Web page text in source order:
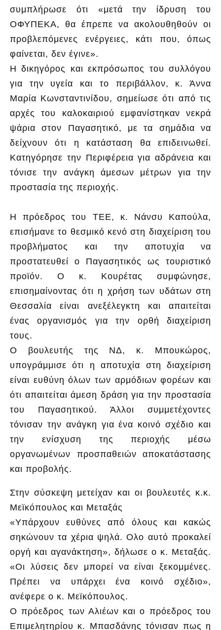
συμπλήρωσε ότι «μετά την ίδρυση του
ΟΦΥΠΕΚΑ, θα έπρεπε να ακολουθηθούν οι
προβλεπόμενες ενέργειες, κάτι που, όπως
φαίνεται, δεν έγινε».
Η δικηγόρος και εκπρόσωπος του συλλόγου
για την υγεία και το περιβάλλον, κ. Άννα
Μαρία Κωνσταντινίδου, σημείωσε ότι από τις
αρχές του καλοκαιριού εμφανίστηκαν νεκρά
ψάρια στον Παγασητικό, με τα σημάδια να
δείχνουν ότι η κατάσταση θα επιδεινωθεί.
Κατηγόρησε την Περιφέρεια για αδράνεια και
τόνισε την ανάγκη άμεσων μέτρων για την
προστασία της περιοχής.
Η πρόεδρος του ΤΕΕ, κ. Νάνσυ Καπούλα,
επισήμανε το θεσμικό κενό στη διαχείριση του
προβλήματος και την αποτυχία να
προστατευθεί ο Παγασητικός ως τουριστικό
προϊόν. Ο κ. Κουρέτας συμφώνησε,
επισημαίνοντας ότι η χρήση των υδάτων στη
Θεσσαλία είναι ανεξέλεγκτη και απαιτείται
ένας οργανισμός για την ορθή διαχείριση
τους.
Ο βουλευτής της ΝΔ, κ. Μπουκώρος,
υπογράμμισε ότι η αποτυχία στη διαχείριση
είναι ευθύνη όλων των αρμόδιων φορέων και
ότι απαιτείται άμεση δράση για την προστασία
του Παγασητικού. Άλλοι συμμετέχοντες
τόνισαν την ανάγκη για ένα κοινό σχέδιο και
την ενίσχυση της περιοχής μέσω
οργανωμένων προσπαθειών αποκατάστασης
και προβολής.
Στην σύσκεψη μετείχαν και οι βουλευτές κ.κ.
Μεϊκόπουλος και Μεταξάς
«Υπάρχουν ευθύνες από όλους και κακώς
σηκώνουν τα χέρια ψηλά. Ολο αυτό προκαλεί
οργή και αγανάκτηση», δήλωσε ο κ. Μεταξάς.
«Οι λύσεις δεν μπορεί να είναι ξεκομμένες.
Πρέπει να υπάρχει ένα κοινό σχέδιο»,
ανέφερε ο κ. Μεϊκόπουλος.
Ο πρόεδρος των Αλιέων και ο πρόεδρος του
Επιμελητηρίου κ. Μπασδάνης τόνισαν πως η